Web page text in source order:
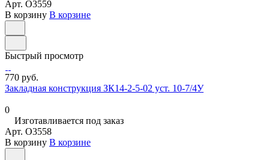
Арт. O3559
В корзину В корзине
Быстрый просмотр
770 руб.
Закладная конструкция ЗК14-2-5-02 уст. 10-7/4У
0
Изготавливается под заказ
Арт. O3558
В корзину В корзине